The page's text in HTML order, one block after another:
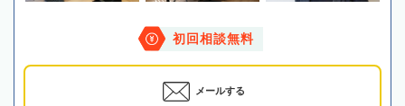
初回相談無料
メールする